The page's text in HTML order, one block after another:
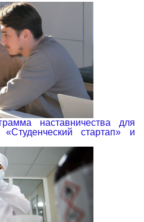
наставничества для
«Студенческий стартап» и